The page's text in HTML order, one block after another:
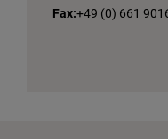
Fax:+49 (0) 661